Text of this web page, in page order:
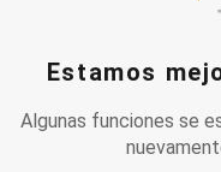
Estamos
Algunas funciones se